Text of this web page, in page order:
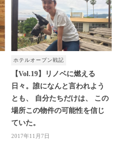
ホテルオープン戦記
【Vol.19】リノベに燃える
日々。誰になんと言われよう
とも、 自分たちだけは、 この
場所この物件の可能性を信じ
ていた。
2017年11月7日